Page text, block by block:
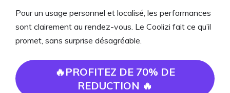
Pour un usage personnel et localisé, les performances
sont clairement au rendez-vous. Le Coolizi fait ce qu’il
promet, sans surprise désagréable.
🔥PROFITEZ DE 70% DE
REDUCTION 🔥